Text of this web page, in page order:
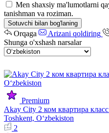
Men shaxsiy ma'lumotlarni
tanishman va roziman.
Sotuvchi bilan bog'laning
Orqaga Arizani qoldiring
Shunga o'xshash narsalar
Premium
Akay City 2 ком квартира
Toshkent, Oʻzbekiston
2